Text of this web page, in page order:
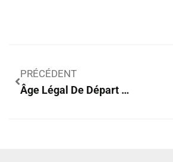
PRÉCÉDENT
Âge Légal De Départ À La Retraite : Les Points Essentiels À Connaître